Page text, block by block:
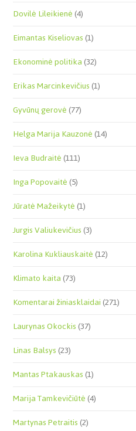
Dovilė Lileikienė(4)
Eimantas Kiseliovas(1)
Ekonominė politika(32)
Erikas Marcinkevičius(1)
Gyvūnų gerovė(77)
Helga Marija Kauzonė(14)
Ieva Budraitė(111)
Inga Popovaitė(5)
Jūratė Mažeikytė(1)
Jurgis Valiukevičius(3)
Karolina Kukliauskaitė(12)
Klimato kaita(73)
Komentarai žiniasklaidai(271)
Laurynas Okockis(37)
Linas Balsys(23)
Mantas Ptakauskas(1)
Marija Tamkevičiūtė(4)
Martynas Petraitis(2)